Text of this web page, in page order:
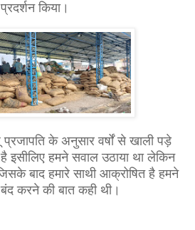
किया।
के अनुसार वर्षों से खाली पड़े
हमने सवाल उठाया था लेकिन
बाद हमारे साथी आक्रोषित है हमने
करने की बात कही थी।